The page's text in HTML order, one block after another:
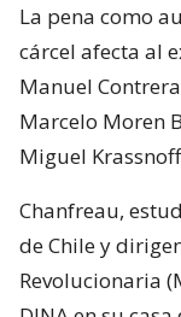
La pena como
cárcel afecta al
Manuel
Marcelo Moren
Miguel
Chanfreau,
de Chile y
Revolucionaria